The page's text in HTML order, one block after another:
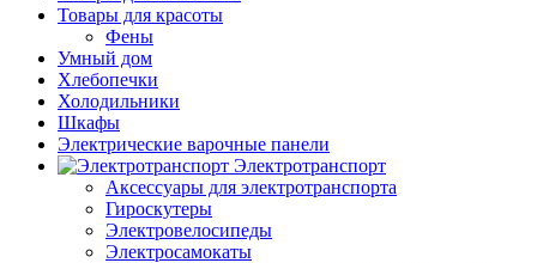
Товары для красоты
Фены
Умный дом
Хлебопечки
Холодильники
Шкафы
Электрические варочные панели
Электротранспорт
Аксессуары для электротранспорта
Гироскутеры
Электровелосипеды
Электросамокаты